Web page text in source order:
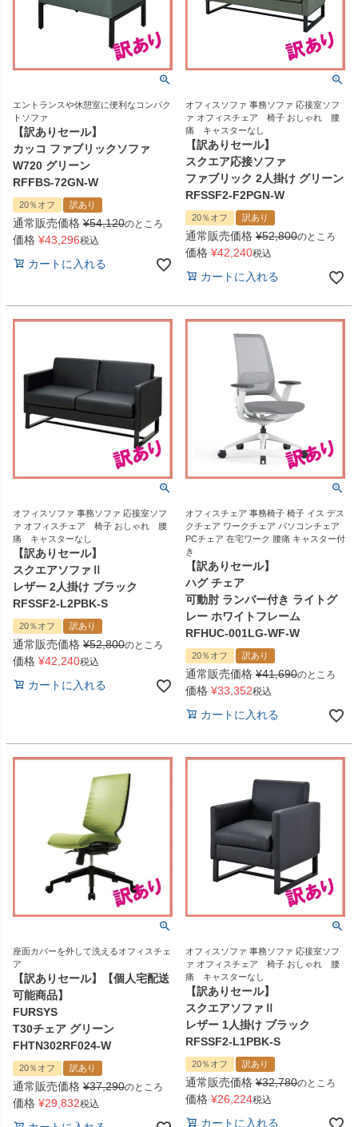
エントランスや休憩室に便利なコンパク
トソファ
【訳ありセール】
カッコ ファブリックソファ
W720 グリーン
RFFBS-72GN-W
20％オフ 訳あり
通常販売価格 ¥54,120のところ
価格 ¥43,296税込
カートに入れる
オフィスソファ 事務ソファ 応接室ソフ
ァ オフィスチェア 椅子 おしゃれ 腰
痛 キャスターなし
【訳ありセール】
スクエア応接ソファ
ファブリック 2人掛け グリーン
RFSSF2-F2PGN-W
20％オフ 訳あり
通常販売価格 ¥52,800のところ
価格 ¥42,240税込
カートに入れる
オフィスソファ 事務ソファ 応接室ソフ
ァ オフィスチェア 椅子 おしゃれ 腰
痛 キャスターなし
【訳ありセール】
スクエアソファⅡ
レザー 2人掛け ブラック
RFSSF2-L2PBK-S
20％オフ 訳あり
通常販売価格 ¥52,800のところ
価格 ¥42,240税込
カートに入れる
オフィスチェア 事務椅子 椅子 イス デス
クチェア ワークチェア パソコンチェア
PCチェア 在宅ワーク 腰痛 キャスター付
き
【訳ありセール】
ハグ チェア
可動肘 ランバー付き ライトグ
レー ホワイトフレーム
RFHUC-001LG-WF-W
20％オフ 訳あり
通常販売価格 ¥41,690のところ
価格 ¥33,352税込
カートに入れる
座面カバーを外して洗えるオフィスチェ
ア
【訳ありセール】【個人宅配送
可能商品】
FURSYS
T30チェア グリーン
FHTN302RF024-W
20％オフ 訳あり
通常販売価格 ¥37,290のところ
価格 ¥29,832税込
オフィスソファ 事務ソファ 応接室ソフ
ァ オフィスチェア 椅子 おしゃれ 腰
痛 キャスターなし
【訳ありセール】
スクエアソファⅡ
レザー 1人掛け ブラック
RFSSF2-L1PBK-S
20％オフ 訳あり
通常販売価格 ¥32,780のところ
価格 ¥26,224税込
カートに入れる